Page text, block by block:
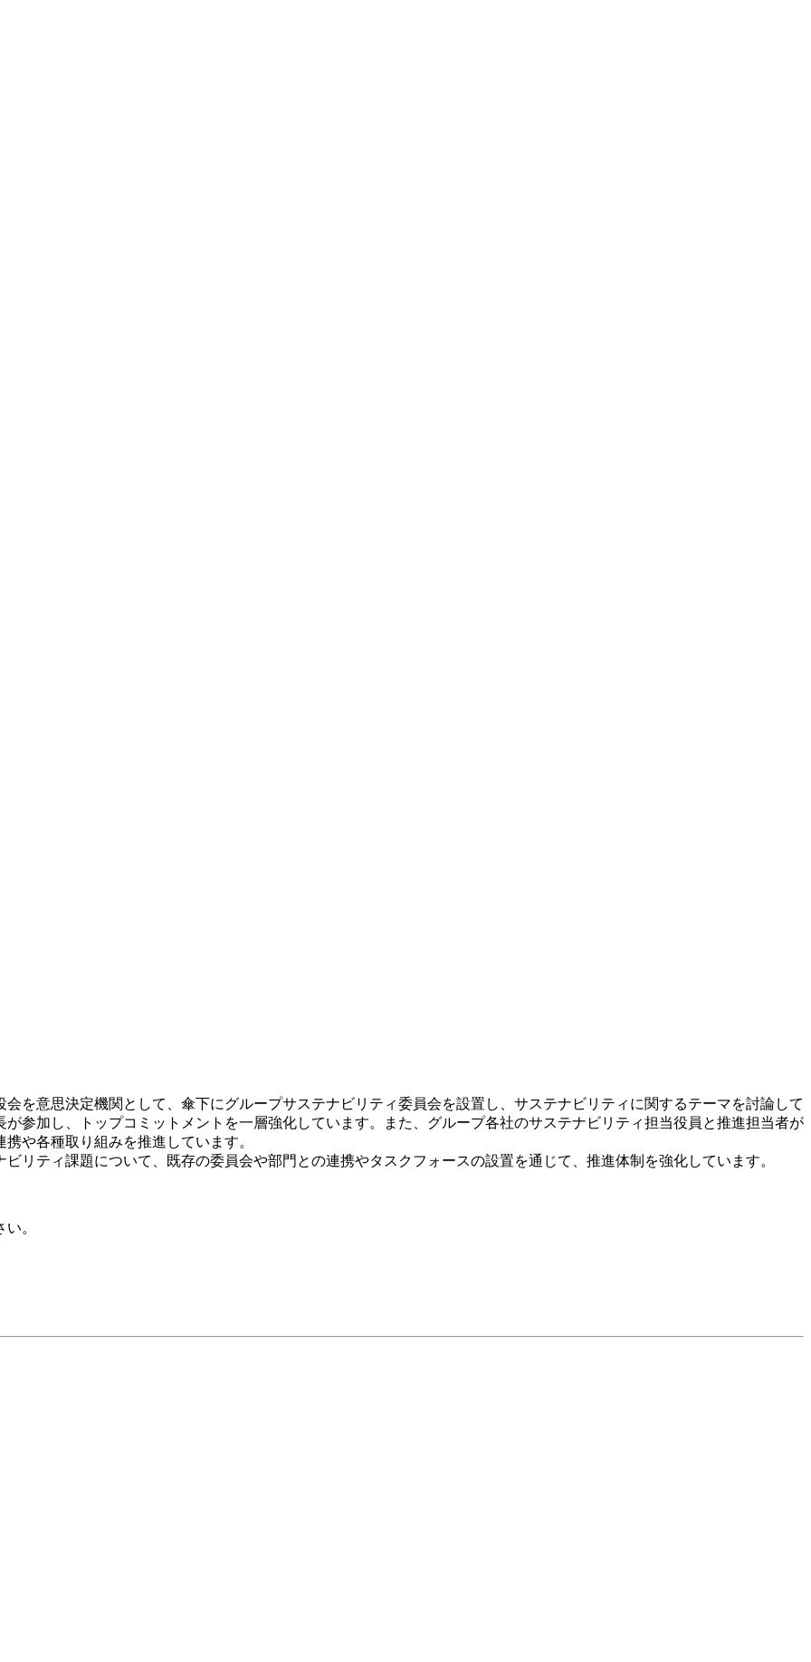
を意思決定機関として、傘下にグループサステナビリティ委員会を設置し、サステナビリティに関するテーマを討論して
参加し、トップコミットメントを一層強化しています。また、グループ各社のサステナビリティ担当役員と推進担当者が
や各種取り組みを推進しています。
リティ課題について、既存の委員会や部門との連携やタスクフォースの設置を通じて、推進体制を強化しています。
。